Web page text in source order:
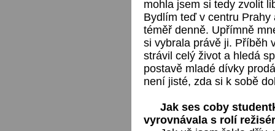
mohla jsem si tedy zvolit
Bydlím teď v centru
téměř denně. Upřímně
si vybrala právě ji. Příběh
strávil celý život a hledá
postavě mladé dívky
není jisté, zda si k sobě
Jak ses coby
vyrovnávala s rolí